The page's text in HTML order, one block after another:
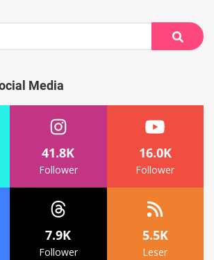
Suche
Media
41.8K
Follower
16.0K
Follower
7.9K
Follower
5.5K
Leser